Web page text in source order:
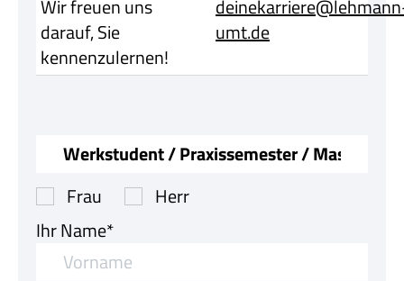
Wir freuen uns
darauf, Sie
kennenzulernen!
umt.de
Frau
Herr
Ihr Name*